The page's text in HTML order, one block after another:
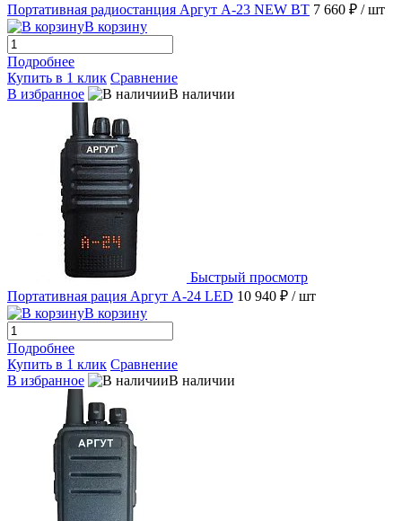
Портативная радиостанция Аргут A-23 NEW BT 7 660 ₽ / шт
В корзину
Подробнее
Купить в 1 клик Сравнение
В избранное
В наличии
Быстрый просмотр
Портативная рация Аргут А-24 LED 10 940 ₽ / шт
В корзину
Подробнее
Купить в 1 клик Сравнение
В избранное
В наличии